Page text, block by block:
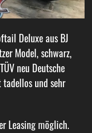
Deluxe aus BJ
Model, schwarz,
neu Deutsche
und sehr
Leasing möglich.